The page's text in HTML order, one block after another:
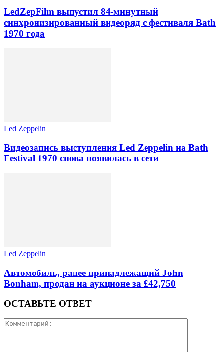
LedZepFilm выпустил 84-минутный
синхронизированный видеоряд с фестиваля Bath
1970 года
Led Zeppelin
Видеозапись выступления Led Zeppelin на Bath
Festival 1970 снова появилась в сети
Led Zeppelin
Автомобиль, ранее принадлежащий John
Bonham, продан на аукционе за £42,750
ОСТАВЬТЕ ОТВЕТ